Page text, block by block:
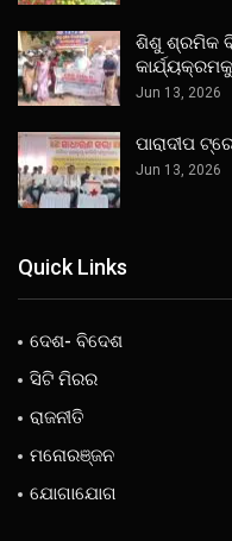
ଶିଶୁ ଶ୍ରମିକ
Jun 13, 2026
ପାରାଦୀପ
Jun 13, 2026
Quick Links
ଦେଶ- ବିଦେଶ
ସିଟି ମିରର
ରାଜନୀତି
ମନୋରଞ୍ଜନ
ଯୋଗାଯୋଗ